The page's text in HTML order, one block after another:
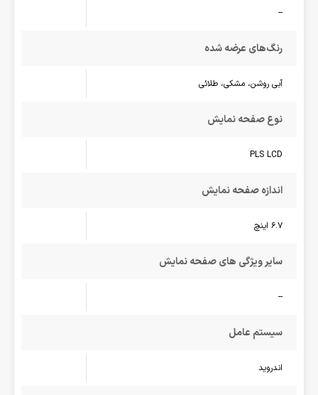
--
رنگ‌های عرضه شده
آبی روشن، مشکی، طلائی
نوع صفحه نمایش
PLS LCD
اندازه صفحه نمایش
6.7 اینچ
سایر ویژگی های صفحه نمایش
--
سیستم عامل
اندروید